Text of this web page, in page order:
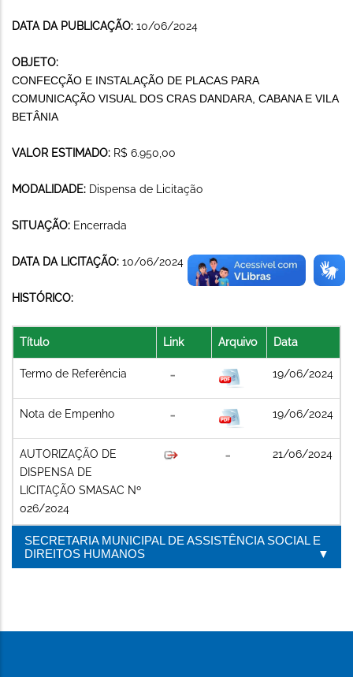
DATA DA PUBLICAÇÃO: 10/06/2024
OBJETO:
CONFECÇÃO E INSTALAÇÃO DE PLACAS PARA
COMUNICAÇÃO VISUAL DOS CRAS DANDARA, CABANA E VILA
BETÂNIA
VALOR ESTIMADO: R$ 6.950,00
MODALIDADE: Dispensa de Licitação
SITUAÇÃO: Encerrada
DATA DA LICITAÇÃO: 10/06/2024
HISTÓRICO:
Título Link Arquivo Data
Termo de Referência 19/06/2024
Nota de Empenho 19/06/2024
AUTORIZAÇÃO DE
DISPENSA DE
LICITAÇÃO SMASAC Nº
026/2024
21/06/2024
SECRETARIA MUNICIPAL DE ASSISTÊNCIA SOCIAL E
DIREITOS HUMANOS